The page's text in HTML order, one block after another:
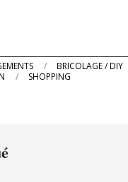
BRICOLAGE / DIY
SHOPPING